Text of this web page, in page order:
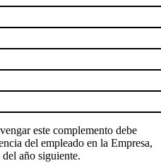
este complemento debe
del empleado en la Empresa,
año siguiente.